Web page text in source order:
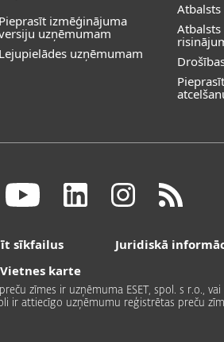
Pieprasīt izmēģinājuma
uzņēmumam
Lejupielādes uzņēmumam
sīkfailus
Juridiskā
Vietnes karte
zīmes ir uzņēmuma ESET, spol. s r.o.,
ir attiecīgo uzņēmumu reģistrētas preču